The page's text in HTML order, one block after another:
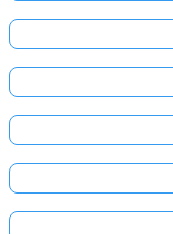
लॉग
करें!